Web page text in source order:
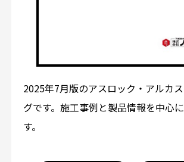
2025年7月版のアスロック・アルカ
グです。施工事例と製品情報を中心
す。